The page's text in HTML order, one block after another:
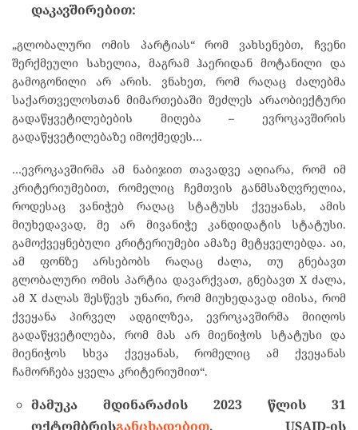
დაკავშირებით:
„გლობალური ომის პარტიას“ რომ ვახსენებთ, ჩვენი
შერქმეული სახელია, მაგრამ ჰაერიდან მოტანილი და
გამოგონილი არ არის. ვნახეთ, რომ რაღაც ძალებმა
საქართველოსთან მიმართებაში შეძლეს არაობიექტური
გადაწყვეტილებების მიღება – ევროკავშირის
გადაწყვეტილებაზე იმოქმედეს…
…ევროკავშირმა ამ ნაბიჯით თავადვე აღიარა, რომ იმ
კრიტერიუმებით, რომელიც ჩემთვის განმსაზღვრელია,
როდესაც ვანიჭებ რაღაც სტატუსს ქვეყანას, ამის
მიუხედავად, მე არ მივანიჭე კანდიდატის სტატუსი.
გამოქვეყნებული კრიტერიუმები ამაზე მეტყველებდა. აი,
ამ ფონზე არსებობს რაღაც ძალა, თუ გნებავთ
გლობალური ომის პარტია დავარქვათ, გნებავთ X ძალა,
ამ X ძალას შესწევს უნარი, რომ მიუხედავად იმისა, რომ
ქვეყანა პირველ ადგილზეა, ევროკავშირმა მიიღოს
გადაწყვეტილება, რომ მას არ მიენიჭოს სტატუსი და
მიენიჭოს სხვა ქვეყანას, რომელიც ამ ქვეყანას
ჩამორჩება ყველა კრიტერიუმით“.
მამუკა მდინარაძის 2023 წლის 31
ოქტომბრისგანცხადებით, USAID-ის